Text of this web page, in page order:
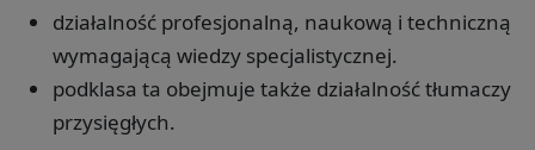
działalność profesjonalną, naukową i techniczną
wymagającą wiedzy specjalistycznej.
podklasa ta obejmuje także działalność tłumaczy
przysięgłych.